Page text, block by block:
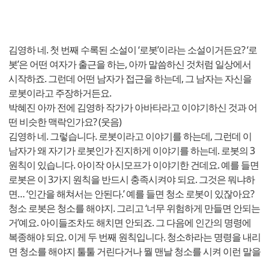
김영하 네. 첫 번째 수록된 소설이 ‘로봇’이라는 소설이거든요? ‘로
봇’은 어떤 여자가 출근을 하는, 아까 말씀하신 것처럼 일상에서
시작하죠. 그런데 어떤 남자가 접근을 하는데, 그 남자는 자신을
로봇이라고 주장하거든요.
박혜진 아까 전에 김영하 작가가 아바타라고 이야기하신 것과 어
떤 비슷한 맥락인가요? (웃음)
김영하 네. 그렇습니다. 로봇이라고 이야기를 하는데, 그런데 이
남자가 왜 자기가 로봇인가 진지하게 이야기를 하는데. 로봇의 3
원칙이 있습니다. 아이작 아시모프가 이야기한 건데요. 예를 들면
로봇은 이 3가지 원칙을 반드시 충족시켜야 되요. 그것은 뭐냐하
면… ‘인간을 해쳐서는 안된다.’ 예를 들면 청소 로봇이 있잖아요?
청소 로봇은 청소를 해야지. 그리고 ‘너무 위험하게 만들면 안되는
거’예요. 아이들조차도 해치면 안되죠. 그 다음에 인간의 명령에
복종해야 되요. 이게 두 번째 원칙입니다. 청소하라는 명령을 내리
면 청소를 해야지 툴툴 거린다거나 뭘 맨날 청소를 시켜 이런 말을